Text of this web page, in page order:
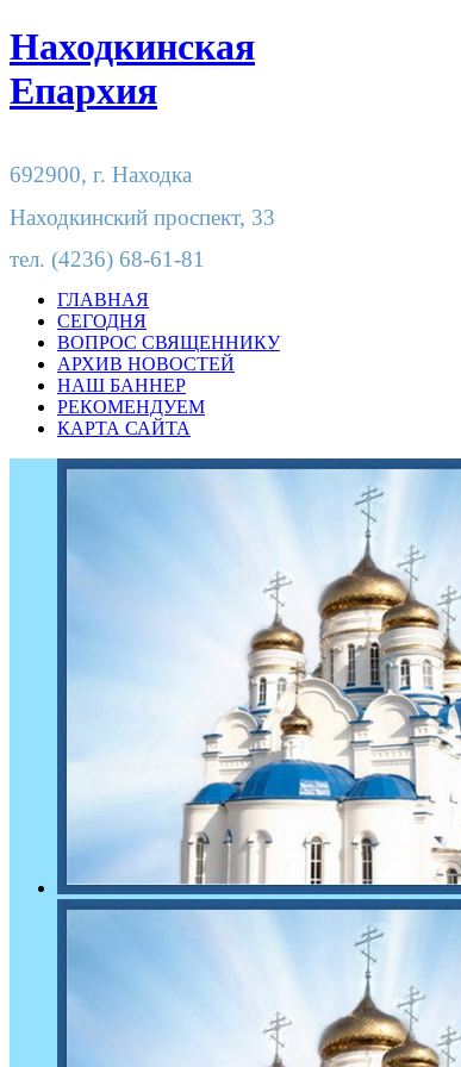
Находкинская
Епархия
692900, г. Находка
Находкинский проспект, 33
тел. (4236) 68-61-81
ГЛАВНАЯ
СЕГОДНЯ
ВОПРОС СВЯЩЕННИКУ
АРХИВ НОВОСТЕЙ
НАШ БАННЕР
РЕКОМЕНДУЕМ
КАРТА САЙТА